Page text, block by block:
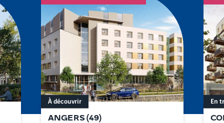
ANGERS(49)
À découvrir En